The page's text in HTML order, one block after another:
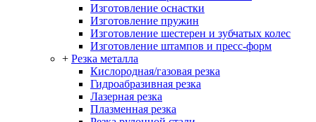
Изготовление оснастки
Изготовление пружин
Изготовление шестерен и зубчатых колес
Изготовление штампов и пресс-форм
+ Резка металла
Кислородная/газовая резка
Гидроабразивная резка
Лазерная резка
Плазменная резка